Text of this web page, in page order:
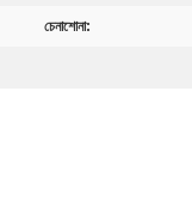
চেনাশোনা: